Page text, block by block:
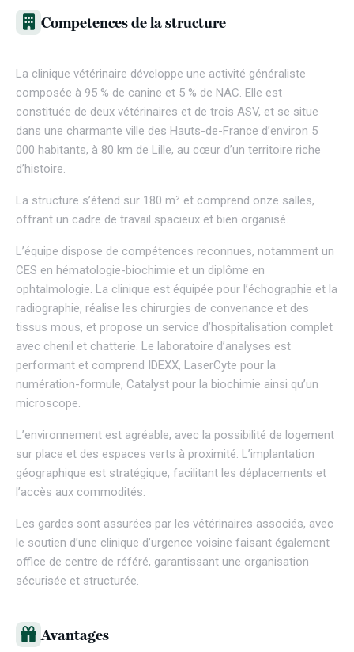
Competences de la structure
La clinique vétérinaire développe une activité généraliste
composée à 95 % de canine et 5 % de NAC. Elle est
constituée de deux vétérinaires et de trois ASV, et se situe
dans une charmante ville des Hauts-de-France d’environ 5
000 habitants, à 80 km de Lille, au cœur d’un territoire riche
d’histoire.
La structure s’étend sur 180 m² et comprend onze salles,
offrant un cadre de travail spacieux et bien organisé.
L’équipe dispose de compétences reconnues, notamment un
CES en hématologie-biochimie et un diplôme en
ophtalmologie. La clinique est équipée pour l’échographie et la
radiographie, réalise les chirurgies de convenance et des
tissus mous, et propose un service d’hospitalisation complet
avec chenil et chatterie. Le laboratoire d’analyses est
performant et comprend IDEXX, LaserCyte pour la
numération-formule, Catalyst pour la biochimie ainsi qu’un
microscope.
L’environnement est agréable, avec la possibilité de logement
sur place et des espaces verts à proximité. L’implantation
géographique est stratégique, facilitant les déplacements et
l’accès aux commodités.
Les gardes sont assurées par les vétérinaires associés, avec
le soutien d’une clinique d’urgence voisine faisant également
office de centre de référé, garantissant une organisation
sécurisée et structurée.
Avantages